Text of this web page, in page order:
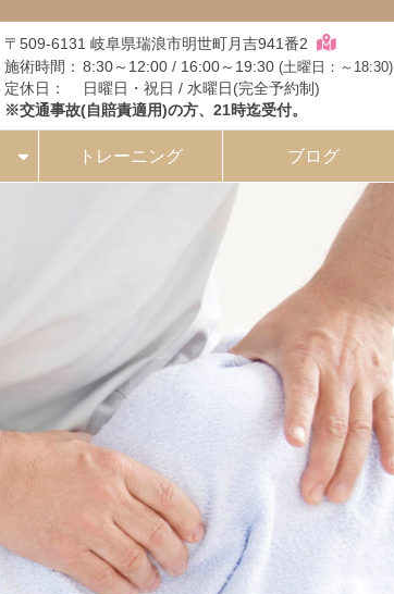
〒509-6131 岐阜県瑞浪市明世町月吉941番2
施術時間： 8:30～12:00 / 16:00～19:30(土曜日：～18:30)
定休日：
日曜日・祝日 / 水曜日(完全予約制)
※交通事故(自賠責適用)の方、21時迄受付。
トレーニング ブログ